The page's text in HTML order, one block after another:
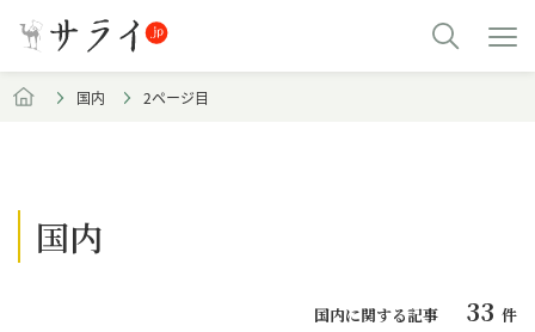
国内 2ページ目
国内
国内に関する記事 33 件